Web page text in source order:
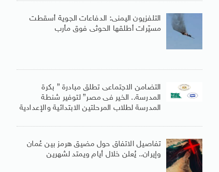
التلفزيون اليمنى: الدفاعات الجوية أسقطت
مسيّرات أطلقها الحوثى فوق مأرب
التضامن الاجتماعى تطلق مبادرة ” بكرة
المدرسة.. الخير فى مصر” لتوفير شنطة
المدرسة لطلاب المرحلتين الابتدائية والإعدادية
تفاصيل الاتفاق حول مضيق هرمز بين عُمان
وإيران.. يُعلن خلال أيام ويمتد لشهرين